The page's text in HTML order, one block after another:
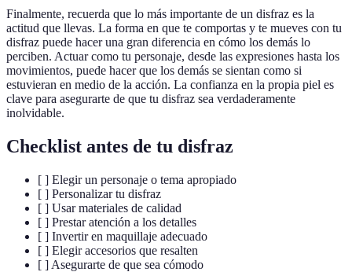
Finalmente, recuerda que lo más importante de un disfraz es la
actitud que llevas. La forma en que te comportas y te mueves con tu
disfraz puede hacer una gran diferencia en cómo los demás lo
perciben. Actuar como tu personaje, desde las expresiones hasta los
movimientos, puede hacer que los demás se sientan como si
estuvieran en medio de la acción. La confianza en la propia piel es
clave para asegurarte de que tu disfraz sea verdaderamente
inolvidable.
Checklist antes de tu disfraz
[ ] Elegir un personaje o tema apropiado
[ ] Personalizar tu disfraz
[ ] Usar materiales de calidad
[ ] Prestar atención a los detalles
[ ] Invertir en maquillaje adecuado
[ ] Elegir accesorios que resalten
[ ] Asegurarte de que sea cómodo